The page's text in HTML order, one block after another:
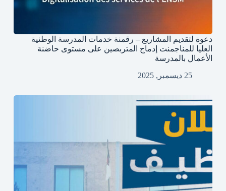
دعوة لتقديم المشاريع – رقمنة خدمات المدرسة الوطنية
العليا للمناجمنت إدماج المتربصين على مستوى حاضنة
الأعمال بالمدرسة
25 ديسمبر, 2025